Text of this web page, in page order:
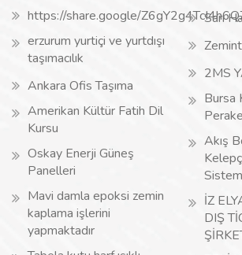
https://share.google/
erzurum yurtiçi ve yurtdışı
taşımacılık
Ankara Ofis Taşıma
Amerikan Kültür Fatih Dil
Kursu
Oskay Enerji Güneş
Panelleri
Mavi damla epoksi zemin
kaplama işlerini
yapmaktadır
Sarı
2MS
Bursa
Akış
İZ
DIŞ